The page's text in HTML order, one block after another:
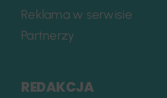
Reklama w serwisie
Partnerzy
REDAKCJA